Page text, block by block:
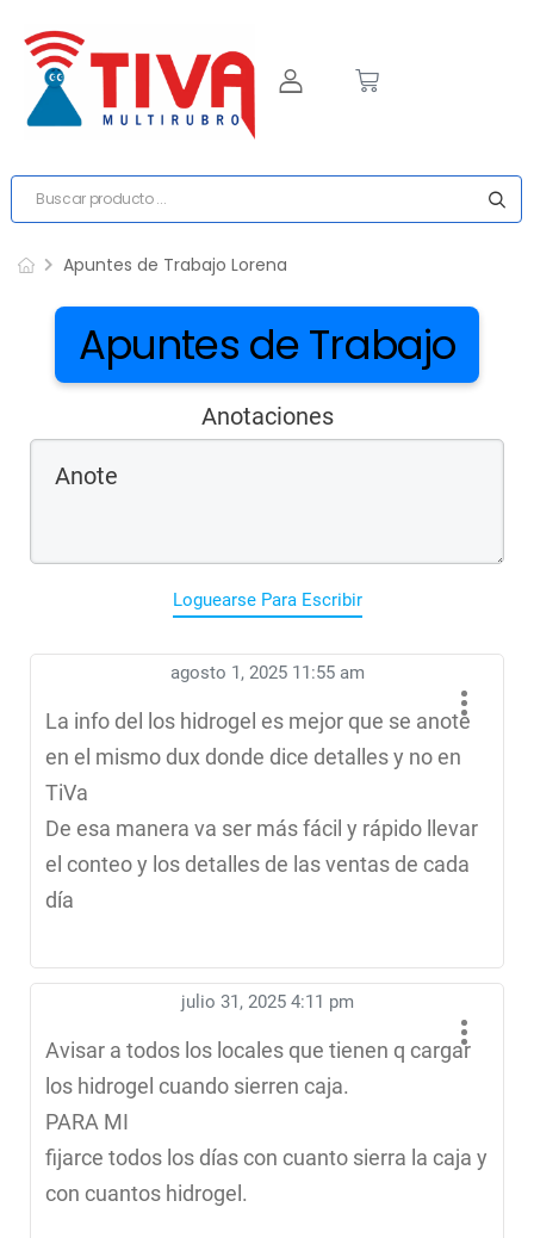
Apuntes de Trabajo Lorena
Apuntes de Trabajo
Anotaciones
Loguearse Para Escribir
agosto 1, 2025 11:55 am
La info del los hidrogel es mejor que se anote
en el mismo dux donde dice detalles y no en
TiVa
De esa manera va ser más fácil y rápido llevar
el conteo y los detalles de las ventas de cada
día
julio 31, 2025 4:11 pm
Avisar a todos los locales que tienen q cargar
los hidrogel cuando sierren caja.
PARA MI
fijarce todos los días con cuanto sierra la caja y
con cuantos hidrogel.